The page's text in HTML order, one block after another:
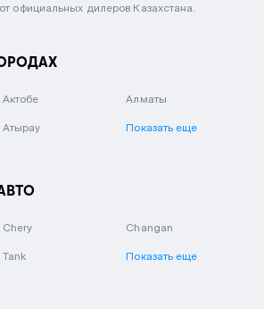
официальных дилеров Казахстана.
Актобе Алматы
Атырау Показать еще
Chery Changan
Tank Показать еще